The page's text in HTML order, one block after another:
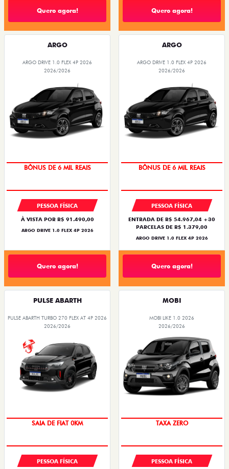
Quero agora! Quero agora!
ARGO
ARGO DRIVE 1.0 FLEX 4P 2026
2026/2026
BÔNUS DE 6 MIL REAIS
PESSOA FÍSICA
À VISTA POR R$ 91.490,00
ARGO DRIVE 1.0 FLEX 4P 2026
Quero agora!
ARGO
ARGO DRIVE 1.0 FLEX 4P 2026
2026/2026
BÔNUS DE 6 MIL REAIS
PESSOA FÍSICA
ENTRADA DE R$ 54.967,04 +30
PARCELAS DE R$ 1.379,00
ARGO DRIVE 1.0 FLEX 4P 2026
Quero agora!
PULSE ABARTH
PULSE ABARTH TURBO 270 FLEX AT 4P 2026
2026/2026
SAIA DE FIAT 0KM
PESSOA FÍSICA
MOBI
MOBI LIKE 1.0 2026
2026/2026
TAXA ZERO
PESSOA FÍSICA